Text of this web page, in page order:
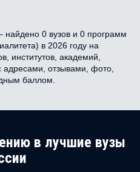
найдено 0 вузов и 0 программ
в 2026 году на
институтов, академий,
адресами, отзывами, фото,
баллом.
в лучшие вузы